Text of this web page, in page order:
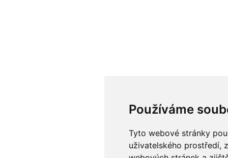
Používáme
Tyto webové stránky
uživatelského prostředí,